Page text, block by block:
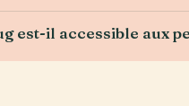
est-il accessible aux